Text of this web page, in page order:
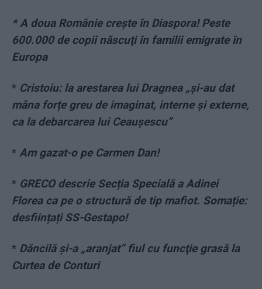
* A doua Românie creşte în Diaspora! Peste
600.000 de copii născuţi în familii emigrate în
Europa
* Cristoiu: la arestarea lui Dragnea „și-au dat
mâna forțe greu de imaginat, interne și externe,
ca la debarcarea lui Ceaușescu”
* Am gazat-o pe Carmen Dan!
* GRECO descrie Secția Specială a Adinei
Florea ca pe o structură de tip mafiot. Somație:
desființați SS-Gestapo!
* Dăncilă și-a „aranjat” fiul cu funcţie grasă la
Curtea de Conturi